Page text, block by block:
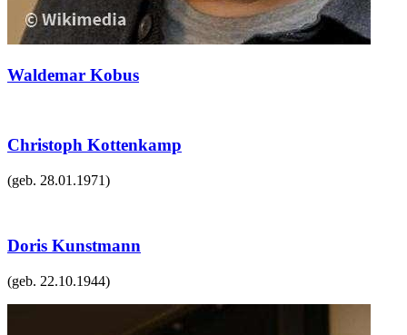
Waldemar Kobus
Christoph Kottenkamp
(geb. 28.01.1971)
Doris Kunstmann
(geb. 22.10.1944)